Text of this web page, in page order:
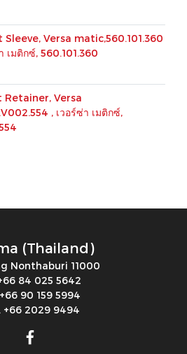
Versa matic,560.101.360
เมติกซ์, 560.101.360
Versa
, เวอร์ซ่า เมติกซ์,
(Thailand)
Nonthaburi 11000
84 025 5642
90 159 5994
+66 2029 9494